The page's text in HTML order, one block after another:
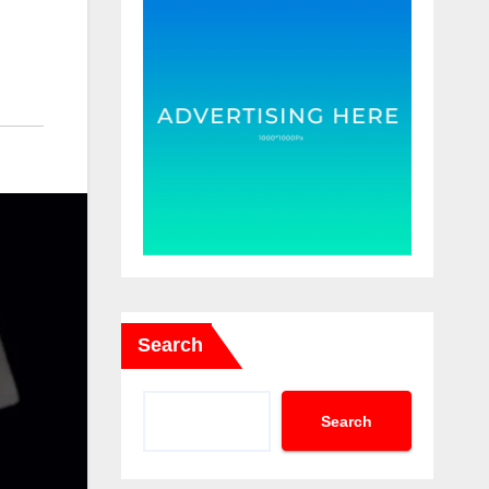
Search
Search